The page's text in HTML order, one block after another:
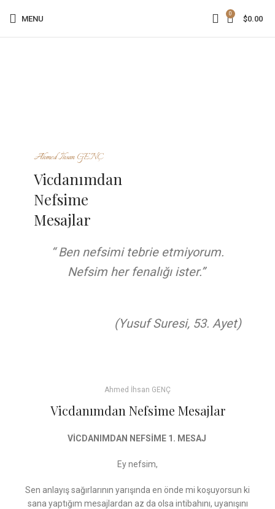
MENU
0
$0.00
Ahmed İhsan GENÇ
Vicdanımdan
Nefsime
Mesajlar
“ Ben nefsimi tebrie etmiyorum.
Nefsim her fenalığı ister.”
(Yusuf Suresi, 53. Ayet)
Ahmed İhsan GENÇ
Vicdanımdan Nefsime Mesajlar
VİCDANIMDAN NEFSİME 1. MESAJ
Ey nefsim,
Sen anlayış sağırlarının yarışında en önde mi koşuyorsun ki
sana yaptığım mesajlardan az da olsa intibahını, uyanışını